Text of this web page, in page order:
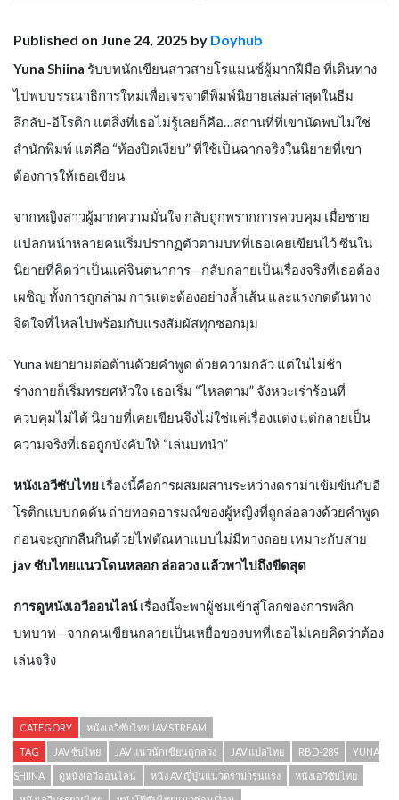
Published on June 24, 2025 by Doyhub
Yuna Shiina รับบทนักเขียนสาวสายโรแมนซ์ผู้มากฝีมือ ที่เดินทาง
ไปพบบรรณาธิการใหม่เพื่อเจรจาตีพิมพ์นิยายเล่มล่าสุดในธีม
ลึกลับ-อีโรติก แต่สิ่งที่เธอไม่รู้เลยก็คือ…สถานที่ที่เขานัดพบไม่ใช่
สำนักพิมพ์ แต่คือ “ห้องปิดเงียบ” ที่ใช้เป็นฉากจริงในนิยายที่เขา
ต้องการให้เธอเขียน
จากหญิงสาวผู้มากความมั่นใจ กลับถูกพรากการควบคุม เมื่อชาย
แปลกหน้าหลายคนเริ่มปรากฏตัวตามบทที่เธอเคยเขียนไว้ ซีนใน
นิยายที่คิดว่าเป็นแค่จินตนาการ—กลับกลายเป็นเรื่องจริงที่เธอต้อง
เผชิญ ทั้งการถูกล่าม การแตะต้องอย่างล้ำเส้น และแรงกดดันทาง
จิตใจที่ไหลไปพร้อมกับแรงสัมผัสทุกซอกมุม
Yuna พยายามต่อต้านด้วยคำพูด ด้วยความกลัว แต่ในไม่ช้า
ร่างกายก็เริ่มทรยศหัวใจ เธอเริ่ม “ไหลตาม” จังหวะเร่าร้อนที่
ควบคุมไม่ได้ นิยายที่เคยเขียนจึงไม่ใช่แค่เรื่องแต่ง แต่กลายเป็น
ความจริงที่เธอถูกบังคับให้ “เล่นบทนำ”
หนังเอวีซับไทย เรื่องนี้คือการผสมผสานระหว่างดราม่าเข้มข้นกับอี
โรติกแบบกดดัน ถ่ายทอดอารมณ์ของผู้หญิงที่ถูกล่อลวงด้วยคำพูด
ก่อนจะถูกกลืนกินด้วยไฟตัณหาแบบไม่มีทางถอย เหมาะกับสาย
jav ซับไทยแนวโดนหลอก ล่อลวง แล้วพาไปถึงขีดสุด
การดูหนังเอวีออนไลน์เรื่องนี้จะพาผู้ชมเข้าสู่โลกของการพลิก
บทบาท—จากคนเขียนกลายเป็นเหยื่อของบทที่เธอไม่เคยคิดว่าต้อง
เล่นจริง
CATEGORY หนังเอวีซับไทย JAV STREAM
TAG JAV ซับไทย JAV แนวนักเขียนถูกลวง JAV แปลไทย RBD-289 YUNA
SHIINA ดูหนังเอวีออนไลน์ หนัง AV ญี่ปุ่นแนวดราม่ารุนแรง หนังเอวีซับไทย